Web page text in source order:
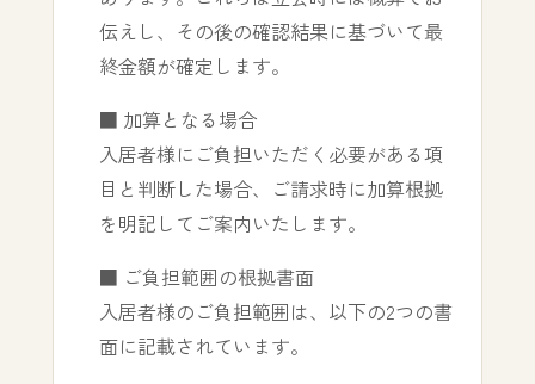
伝えし、その後の確認結果に基づいて最
終金額が確定します。
■ 加算となる場合
入居者様にご負担いただく必要がある項
目と判断した場合、ご請求時に加算根拠
を明記してご案内いたします。
■ ご負担範囲の根拠書面
入居者様のご負担範囲は、以下の2つの書
面に記載されています。